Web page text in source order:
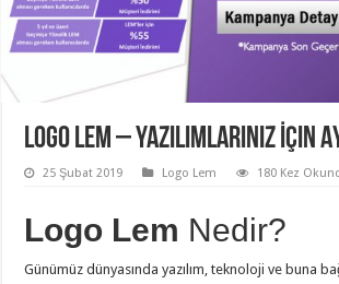
Logo Lem – Yazılımlarınız İçin
25 Şubat 2019 Logo Lem 180 Kez
Logo Lem Nedir?
Günümüz dünyasında yazılım, teknoloji ve buna